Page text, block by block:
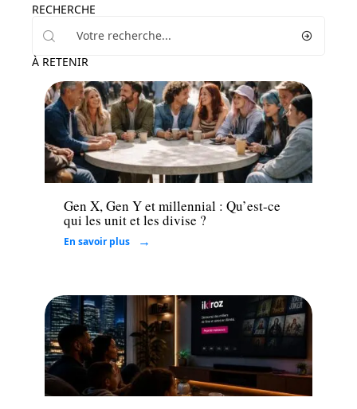
RECHERCHE
À RETENIR
Loisirs
Gen X, Gen Y et millennial : Qu’est-ce
qui les unit et les divise ?
En savoir plus
Loisirs